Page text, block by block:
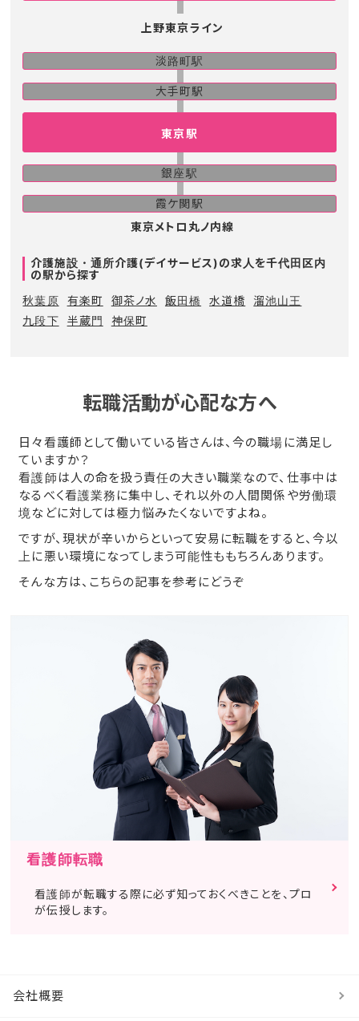
上野東京ライン
淡路町駅
大手町駅
東京駅
銀座駅
霞ケ関駅
東京メトロ丸ノ内線
介護施設・通所介護(デイサービス)の求人を千代田区内
の駅から探す
秋葉原
有楽町 御茶ノ水 飯田橋 水道橋
溜池山王
九段下
半蔵門 神保町
転職活動が心配な方へ
日々看護師として働いている皆さんは、今の職場に満足し
ていますか？
看護師は人の命を扱う責任の大きい職業なので、仕事中は
なるべく看護業務に集中し、それ以外の人間関係や労働環
境などに対しては極力悩みたくないですよね。
ですが、現状が辛いからといって安易に転職をすると、今以
上に悪い環境になってしまう可能性ももちろんあります。
そんな方は、こちらの記事を参考にどうぞ
看護師転職
看護師が転職する際に必ず知っておくべきことを、プロ
が伝授します。
会社概要